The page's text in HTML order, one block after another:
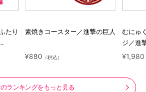
たり
ル
素焼きコースター／進撃の巨人
¥880 （税込）
むにゅ
ジ／進
ラクタ
¥1,980
ランキングをもっと見る